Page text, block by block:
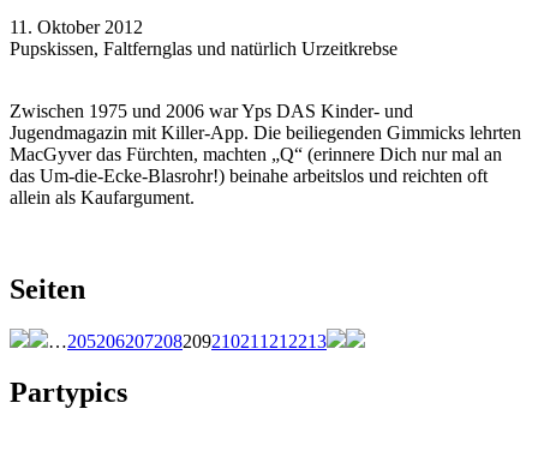
11. Oktober 2012
Pupskissen, Faltfernglas und natürlich Urzeitkrebse
Zwischen 1975 und 2006 war Yps DAS Kinder- und
Jugendmagazin mit Killer-App. Die beiliegenden Gimmicks lehrten
MacGyver das Fürchten, machten „Q“ (erinnere Dich nur mal an
das Um-die-Ecke-Blasrohr!) beinahe arbeitslos und reichten oft
allein als Kaufargument.
Seiten
…205206207208209210211212213
Partypics